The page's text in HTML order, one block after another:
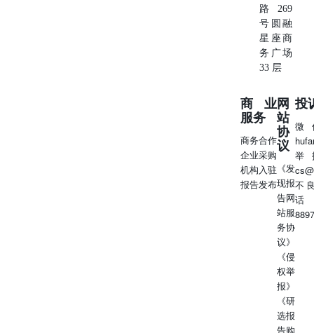
路269
号圆融
星座商
务广场
33 层
商业
服务
商务合作
企业采购
机构入驻
报告发布
网
站
协
议
《发
现报
告网
站服
务协
议》
《侵
权举
报》
《研
选报
告购
投
微
举
不